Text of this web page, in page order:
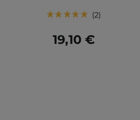
2
19,10 €